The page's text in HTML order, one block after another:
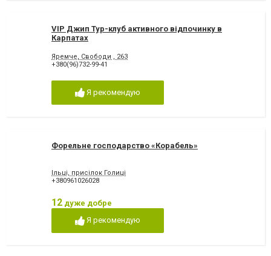
VIP Джип Тур-клуб активного відпочинку в
Карпатах
Яремче, Свободи , 263
+380(96)732-99-41
Я рекомендую
Форельне господарство «Корабель»
Ільці, присілок Голиці
+380961026028
12 дуже добре
Я рекомендую